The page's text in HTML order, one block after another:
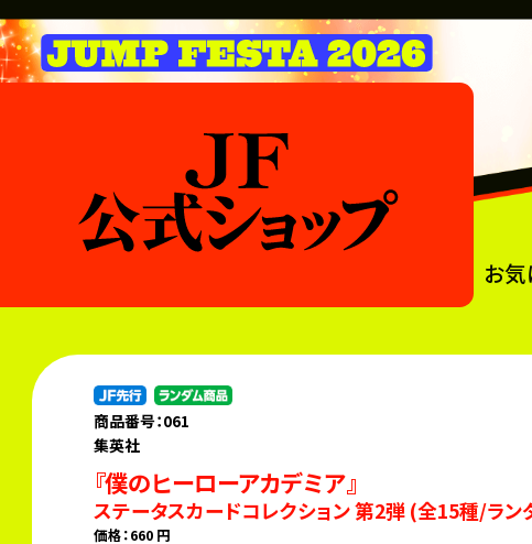
お気
商品番号：061
集英社
『僕のヒーローアカデミア』
ステータスカードコレクション 第2弾 (全15種/ラン
価格：660 円